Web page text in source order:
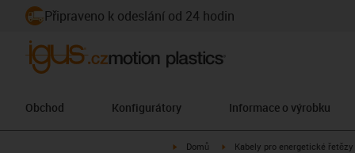
Připraveno k odeslání od 24 hodin
Obchod Konfigurátory Informace o výrobku
igus-icon-arrow-right
Domů igus-icon-arrow-right
Kabely pro energetické řetězy